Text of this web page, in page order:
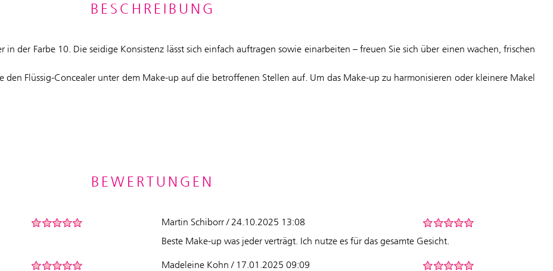
BESCHREIBUNG
in der Farbe 10. Die seidige Konsistenz lässt sich einfach auftragen sowie einarbeiten – freuen Sie sich über einen wachen, frischen
den Flüssig-Concealer unter dem Make-up auf die betroffenen Stellen auf. Um das Make-up zu harmonisieren oder kleinere Makel
BEWERTUNGEN
Martin Schiborr / 24.10.2025 13:08
Beste Make-up was jeder verträgt. Ich nutze es für das gesamte Gesicht.
Madeleine Kohn / 17.01.2025 09:09